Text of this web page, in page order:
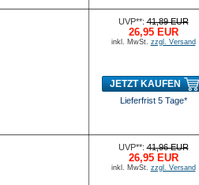
UVP**:41,89 EUR
26,95 EUR
inkl. MwSt. zzgl. Versand
JETZT KAUFEN
Lieferfrist 5 Tage*
UVP**:41,96 EUR
26,95 EUR
inkl. MwSt. zzgl. Versand